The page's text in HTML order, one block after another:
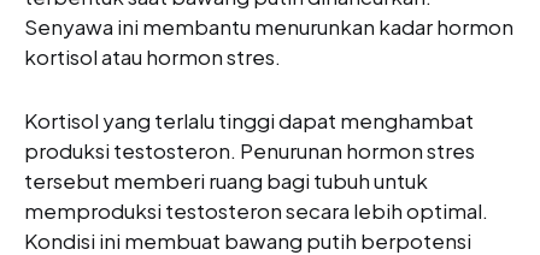
Senyawa ini membantu menurunkan kadar hormon
kortisol atau hormon stres.
Kortisol yang terlalu tinggi dapat menghambat
produksi testosteron. Penurunan hormon stres
tersebut memberi ruang bagi tubuh untuk
memproduksi testosteron secara lebih optimal.
Kondisi ini membuat bawang putih berpotensi